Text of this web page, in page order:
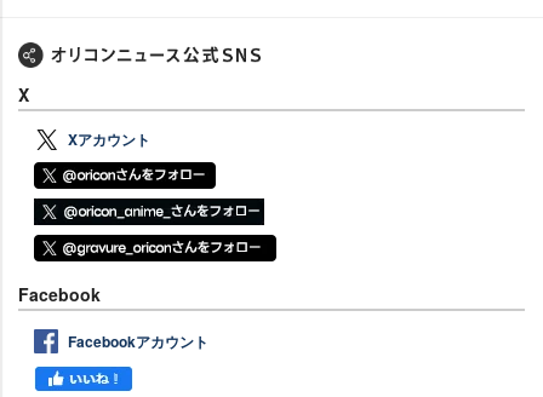
X
Xアカウント
Facebook
Facebookアカウント